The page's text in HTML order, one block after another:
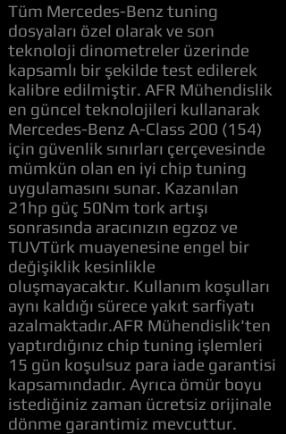
Tüm Mercedes-Benz tuning
dosyaları özel olarak ve son
teknoloji dinometreler üzerinde
kapsamlı bir şekilde test edilerek
kalibre edilmiştir. AFR Mühendislik
en güncel teknolojileri kullanarak
Mercedes-Benz A-Class 200 (154)
için güvenlik sınırları çerçevesinde
mümkün olan en iyi chip tuning
uygulamasını sunar. Kazanılan
21hp güç 50Nm tork artışı
sonrasında aracınızın egzoz ve
TUVTürk muayenesine engel bir
değişiklik kesinlikle
oluşmayacaktır. Kullanım koşulları
aynı kaldığı sürece yakıt sarfiyatı
azalmaktadır.AFR Mühendislik'ten
yaptırdığınız chip tuning işlemleri
15 gün koşulsuz para iade garantisi
kapsamındadır. Ayrıca ömür boyu
istediğiniz zaman ücretsiz orijinale
dönme garantimiz mevcuttur.